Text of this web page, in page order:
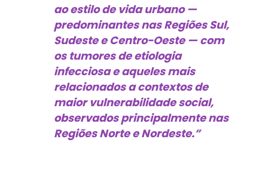
ao estilo de vida urbano —
predominantes nas Regiões Sul,
Sudeste e Centro-Oeste — com
os tumores de etiologia
infecciosa e aqueles mais
relacionados a contextos de
maior vulnerabilidade social,
observados principalmente nas
Regiões Norte e Nordeste.”